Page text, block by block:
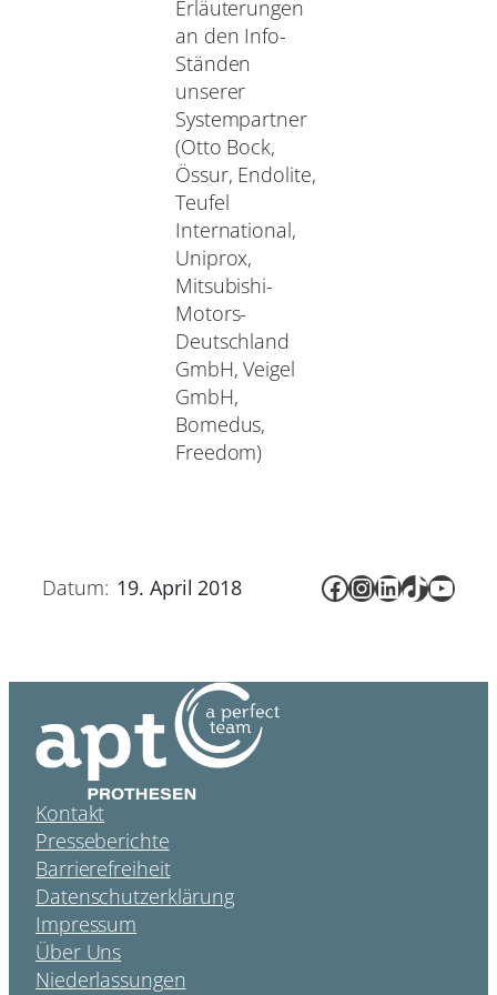
Erläuterungen
an den Info-
Ständen
unserer
Systempartner
(Otto Bock,
Össur, Endolite,
Teufel
International,
Uniprox,
Mitsubishi-
Motors-
Deutschland
GmbH, Veigel
GmbH,
Bomedus,
Freedom)
Datum: 19. April 2018 Facebook
Instagram
LinkedIn
TikTok
Kontakt
Presseberichte
Barrierefreiheit
Datenschutzerklärung
Impressum
Über Uns
Niederlassungen